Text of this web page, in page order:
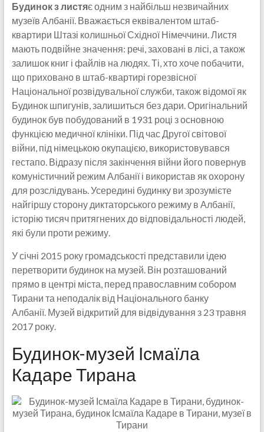
Будинок з листяє одним з найбільш незвичайних
музеїв Албанії. Вважається еквівалентом штаб-
квартири Штазі колишньої Східної Німеччини. Листя
мають подвійне значення: речі, заховані в лісі, а також
залишок книг і файлів на людях. Ті, хто хоче побачити,
що приховано в штаб-квартирі горезвісної
Національної розвідувальної служби, також відомої як
Будинок шпигунів, залишиться без дари. Оригінальний
будинок був побудований в 1931 році з основною
функцією медичної клініки. Під час Другої світової
війни, під німецькою окупацією, використовувався
гестапо. Відразу після закінчення війни його повернув
комуністичний режим Албанії і використав як охорону
для розслідувань. Усередині будинку ви зрозумієте
найгіршу сторону диктаторського режиму в Албанії,
історію тисяч притягнених до відповідальності людей,
які були проти режиму.
У січні 2015 року громадськості представили ідею
перетворити будинок на музей. Він розташований
прямо в центрі міста, перед православним собором
Тирани та неподалік від Національного банку
Албанії. Музей відкритий для відвідування з 23 травня
2017 року.
Будинок-музей Ісмаїла
Кадаре Тирана